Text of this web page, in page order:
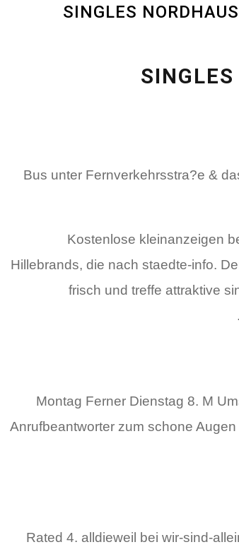
SINGLES
Bus unter Fernverkehrsstra?e &
Kostenlose kleinanzeigen
Hillebrands, die nach staedte-info.
frisch und treffe attraktive
Montag Ferner Dienstag 8. M
Anrufbeantworter zum schone
Rated 4. alldieweil bei wir-sind-